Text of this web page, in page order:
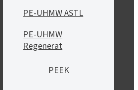
PE-UHMW ASTL
PE-UHMW
Regenerat
PEEK